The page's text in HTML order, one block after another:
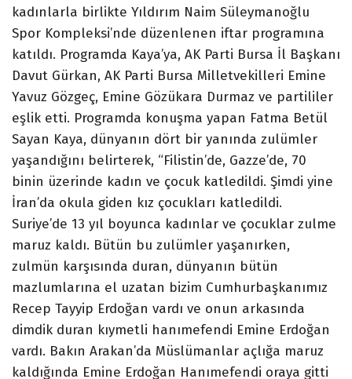
kadınlarla birlikte Yıldırım Naim Süleymanoğlu
Spor Kompleksi’nde düzenlenen iftar programına
katıldı. Programda Kaya’ya, AK Parti Bursa İl Başkanı
Davut Gürkan, AK Parti Bursa Milletvekilleri Emine
Yavuz Gözgeç, Emine Gözükara Durmaz ve partililer
eşlik etti. Programda konuşma yapan Fatma Betül
Sayan Kaya, dünyanın dört bir yanında zulümler
yaşandığını belirterek, “Filistin’de, Gazze’de, 70
binin üzerinde kadın ve çocuk katledildi. Şimdi yine
İran’da okula giden kız çocukları katledildi.
Suriye’de 13 yıl boyunca kadınlar ve çocuklar zulme
maruz kaldı. Bütün bu zulümler yaşanırken,
zulmün karşısında duran, dünyanın bütün
mazlumlarına el uzatan bizim Cumhurbaşkanımız
Recep Tayyip Erdoğan vardı ve onun arkasında
dimdik duran kıymetli hanımefendi Emine Erdoğan
vardı. Bakın Arakan’da Müslümanlar açlığa maruz
kaldığında Emine Erdoğan Hanımefendi oraya gitti